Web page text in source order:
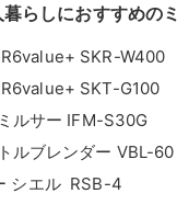
らしにおすすめの
SKR-W400
SKT-G100
ルサー IFM-S30G
ルブレンダー VBL-60
シエル RSB-4